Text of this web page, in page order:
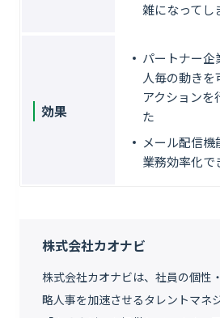
雑になってし
効果
パートナー企
人毎の動き
アクションを
た
メール配信機
業務効率化で
株式会社カオナビ
株式会社カオナビは、社員の個性
略人事を加速させるタレントマネ